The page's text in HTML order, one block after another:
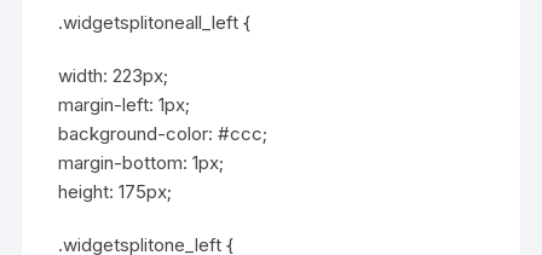
.widgetsplitoneall_left {
width: 223px;
margin-left: 1px;
background-color: #ccc;
margin-bottom: 1px;
height: 175px;
.widgetsplitone_left {